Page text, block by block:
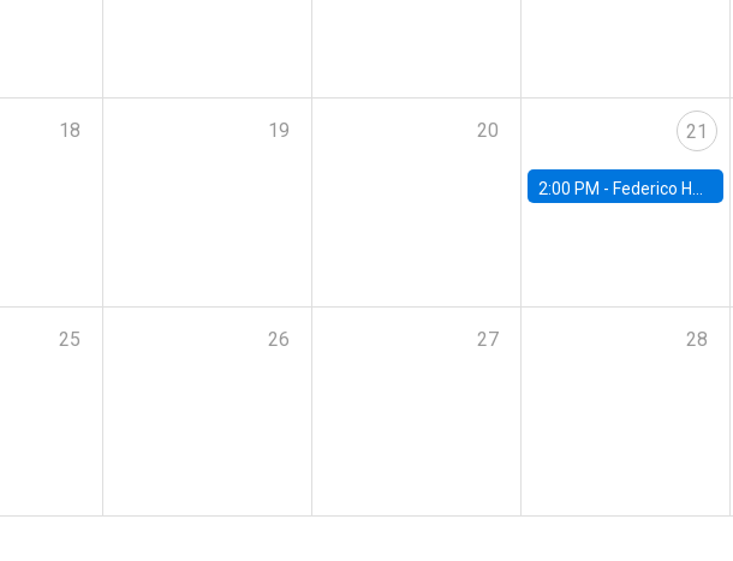
18 19 20 21
2:00 PM - Federico Huneeus - Banco Central de Chile
25 26 27 28